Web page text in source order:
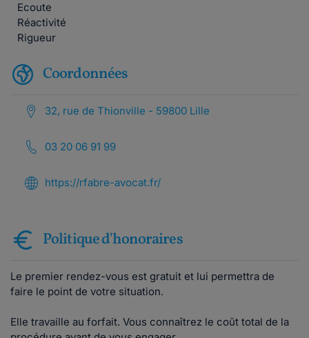
Ecoute
Réactivité
Rigueur
Coordonnées
32, rue de Thionville - 59800 Lille
03 20 06 91 99
https://rfabre-avocat.fr/
Politique d'honoraires
Le premier rendez-vous est gratuit et lui permettra de
faire le point de votre situation.
Elle travaille au forfait. Vous connaîtrez le coût total de la